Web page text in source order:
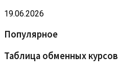
19.06.2026
Популярное
Таблица обменных курсов